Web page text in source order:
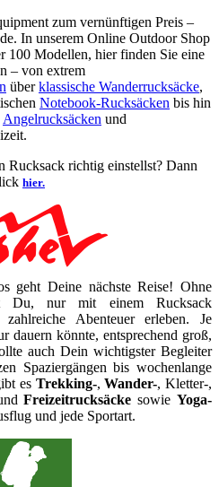
zum vernünftigen Preis –
In unserem Online Outdoor Shop
100 Modellen, hier finden Sie eine
– von extrem
überklassische Wanderrucksäcke,
Notebook-Rucksäcken bis hin
Angelrucksäcken und
Rucksack richtig einstellst? Dann
hier.
geht Deine nächste Reise! Ohne
Du, nur mit einem Rucksack
Abenteuer erleben. Je
dauern könnte, entsprechend groß,
auch Dein wichtigster Begleiter
Spaziergängen bis wochenlange
es Trekking-,Wander-, Kletter-,
Freizeitrucksäcke sowieYoga-
und jede Sportart.